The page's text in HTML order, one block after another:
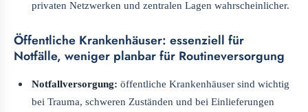
privaten Netzwerken und zentralen Lagen wahrscheinlicher.
Öffentliche Krankenhäuser: essenziell für
Notfälle, weniger planbar für Routineversorgung
Notfallversorgung: öffentliche Krankenhäuser sind wichtig
bei Trauma, schweren Zuständen und bei Einlieferungen